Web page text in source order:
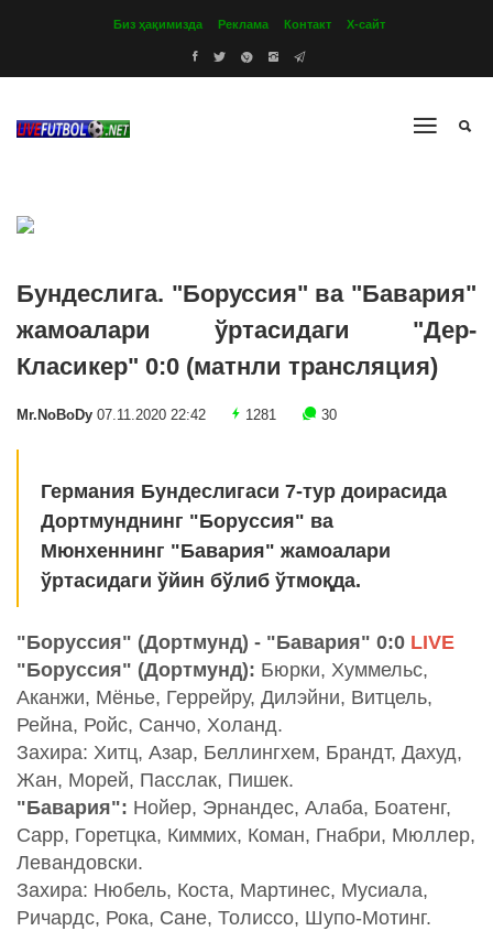
Биз ҳақимизда Реклама Контакт Х-сайт
Бундеслига. "Боруссия" ва "Бавария"
жамоалари ўртасидаги "Дер-
Класикер" 0:0 (матнли трансляция)
Mr.NoBoDy 07.11.2020 22:42 1281 30
Германия Бундеслигаси 7-тур доирасида
Дортмунднинг "Боруссия" ва
Мюнхеннинг "Бавария" жамоалари
ўртасидаги ўйин бўлиб ўтмоқда.
"Боруссия" (Дортмунд) - "Бавария" 0:0 LIVE
"Боруссия" (Дортмунд): Бюрки, Хуммельс,
Аканжи, Мёнье, Геррейру, Дилэйни, Витцель,
Рейна, Ройс, Санчо, Холанд.
Захира: Хитц, Азар, Беллингхем, Брандт, Дахуд,
Жан, Морей, Пасслак, Пишек.
"Бавария": Нойер, Эрнандес, Алаба, Боатенг,
Сарр, Горетцка, Киммих, Коман, Гнабри, Мюллер,
Левандовски.
Захира: Нюбель, Коста, Мартинес, Мусиала,
Ричардс, Рока, Сане, Толиссо, Шупо-Мотинг.